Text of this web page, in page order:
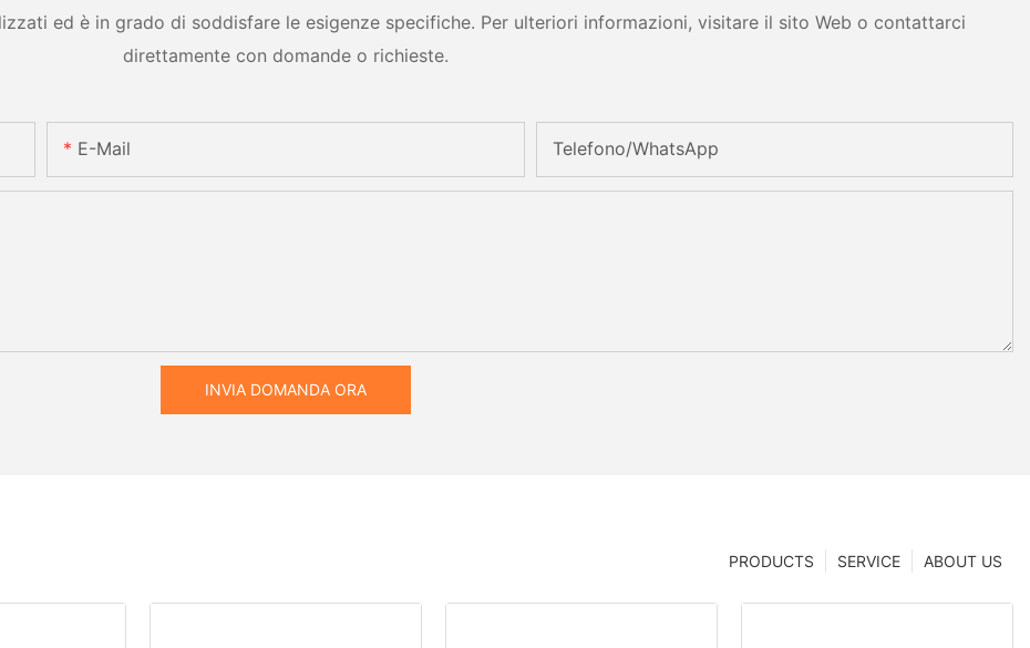
ed è in grado di soddisfare le esigenze specifiche. Per ulteriori informazioni, visitare il sito Web o contattarci
direttamente con domande o richieste.
E-Mail Telefono/WhatsApp
INVIA DOMANDA ORA
ABOUT US
SERVICE
PRODUCTS